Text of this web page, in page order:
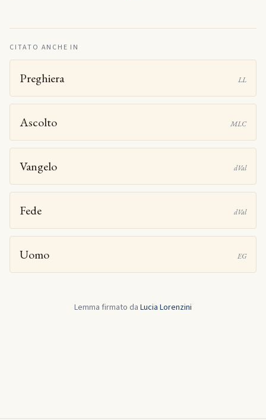
CITATO ANCHE IN
Preghiera LL
Ascolto MLC
Vangelo dVal
Fede dVal
Uomo EG
Lemma firmato da Lucia Lorenzini